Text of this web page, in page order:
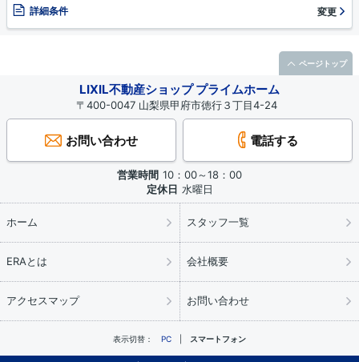
詳細条件 変更
LIXIL不動産ショップ プライムホーム
〒400-0047 山梨県甲府市徳行３丁目4-24
お問い合わせ 電話する
営業時間 10：00～18：00
定休日 水曜日
ホーム スタッフ一覧
ERAとは 会社概要
アクセスマップ お問い合わせ
表示切替： PC スマートフォン
ページトップ